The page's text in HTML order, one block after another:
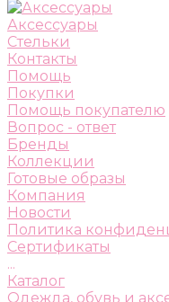
Аксессуары
Стельки
Контакты
Помощь
Покупки
Помощь покупателю
Вопрос - ответ
Бренды
Коллекции
Готовые образы
Компания
Новости
Политика
Сертификаты
...
Каталог
Одежда, обувь и